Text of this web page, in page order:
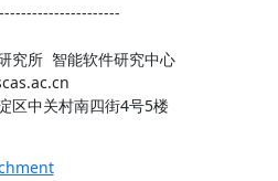
究所  智能软件研究中心
区中关村南四街4号5楼